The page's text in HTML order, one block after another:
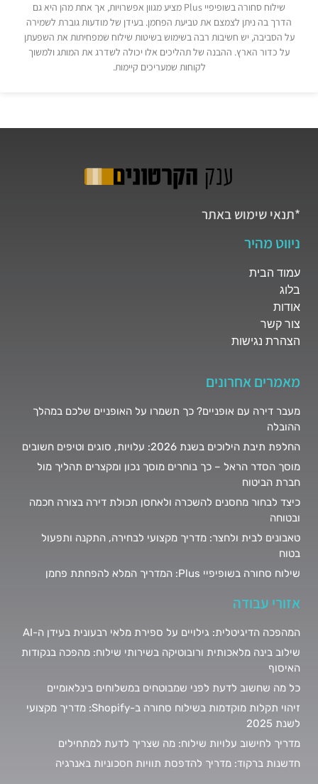
שילוח סחורה בשופיפיי Plus מציע מגוון אפשרויות, אך אחת מהן היא גם
הדרך בה ניתן לצמצם את טביעת הפחמן. בעידן של מודעות גוברת לשמירה
על הסביבה, יש חשיבות רבה בשימוש בשיטות שילוח שמפחיתות את השפעתן
על כדור הארץ. ההבנה של תהליכים אלו יכולה לשדרג את המותג ולמשוך
לקוחות שמעריכים קיימות.
*תנאי שימוש באתר
ניווט מהיר
עמוד הבית
בלוג
אודות
צור קשר
הצהרת נגישות
מאמרים אחרונים
מעבר דירה עם אופניים? כך תשמרו על האופניים שלכם במהלך
ההובלה
החלפת תיבת הילוכים בשנת 2026: עלויות, סוגים וטיפים חשובים
מוסך הסדר הראל – כך בוחרים מוסך נכון ומקצרים תהליך מול
חברת הביטוח
כיצד לבחור מחסנים להשכרה ולאחסן תכולת דירה בצורה חכמה
ובטוחה
טאבונים לבית ולחצר: מדריך מקצועי לבחירה, התקנה ותפעול
בטוח
שילוח סחורה בשופיפיי Plus: המדריך המלא להפחתת פחמן
אזורי עבודה
המהפכה הדיגיטלית: גילויים על ספירת מלאי רבעונית בעידן ה-AI
שילוב בינה מלאכותית ורובוטיקה בשירותי שילוח: מהפכה בנקודות
האיסוף
כל מה שחשוב לדעת לפני שמבוטחים במשלוחים בינלאומיים
זיהוי תקלות מוקדמות בשילוח סחורה ב-Shopify: מדריך מקצועי
לשנת 2025
מדריך לחישוב עלויות שילוח: מה שצריך לדעת למתחילים
חדשנות ברקוד: מדריך להדפסת תוויות חסכוניות באנרגיה